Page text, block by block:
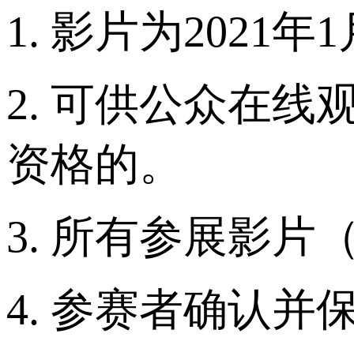
1. 影片为2021年
2. 可供公众在线
资格的。
3. 所有参展影片
4. 参赛者确认并